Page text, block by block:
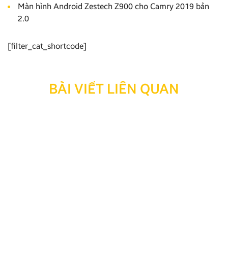
Màn hình Android Zestech Z900 cho Camry 2019 bản
2.0
[filter_cat_shortcode]
BÀI VIẾT LIÊN QUAN